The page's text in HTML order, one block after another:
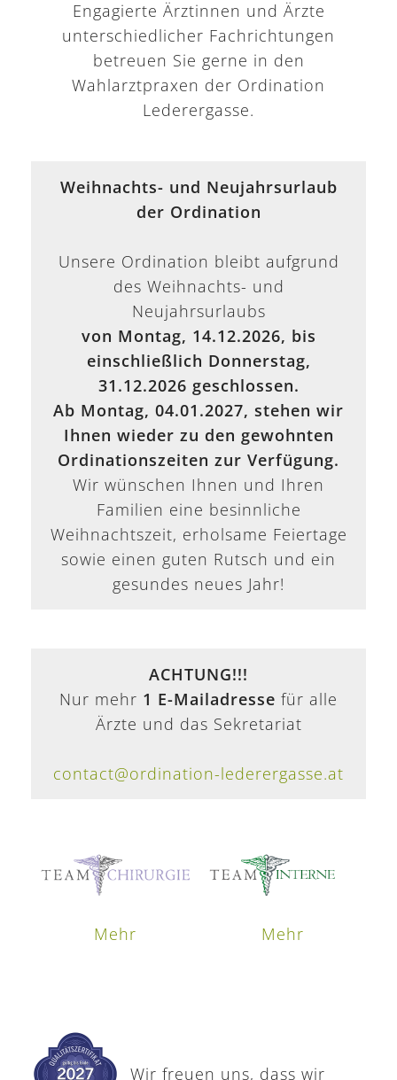
Engagierte Ärztinnen und Ärzte
unterschiedlicher Fachrichtungen
betreuen Sie gerne in den
Wahlarztpraxen der Ordination
Lederergasse.
Weihnachts- und Neujahrsurlaub
der Ordination
Unsere Ordination bleibt aufgrund
des Weihnachts- und
Neujahrsurlaubs
von Montag, 14.12.2026, bis
einschließlich Donnerstag,
31.12.2026 geschlossen.
Ab Montag, 04.01.2027, stehen wir
Ihnen wieder zu den gewohnten
Ordinationszeiten zur Verfügung.
Wir wünschen Ihnen und Ihren
Familien eine besinnliche
Weihnachtszeit, erholsame Feiertage
sowie einen guten Rutsch und ein
gesundes neues Jahr!
ACHTUNG!!!
Nur mehr 1 E-Mailadresse für alle
Ärzte und das Sekretariat
contact@ordination-lederergasse.at
Mehr Mehr
Wir freuen uns, dass wir